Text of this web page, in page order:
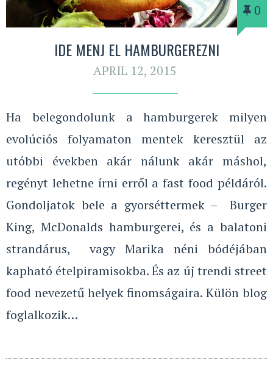
0
IDE MENJ EL HAMBURGEREZNI
APRIL 12, 2015
Ha belegondolunk a hamburgerek milyen
evolúciós folyamaton mentek keresztül az
utóbbi években akár nálunk akár máshol,
regényt lehetne írni erről a fast food példáról.
Gondoljatok bele a gyorséttermek – Burger
King, McDonalds hamburgerei, és a balatoni
strandárus, vagy Marika néni bódéjában
kapható ételpiramisokba. És az új trendi street
food nevezetű helyek finomságaira. Külön blog
foglalkozik…